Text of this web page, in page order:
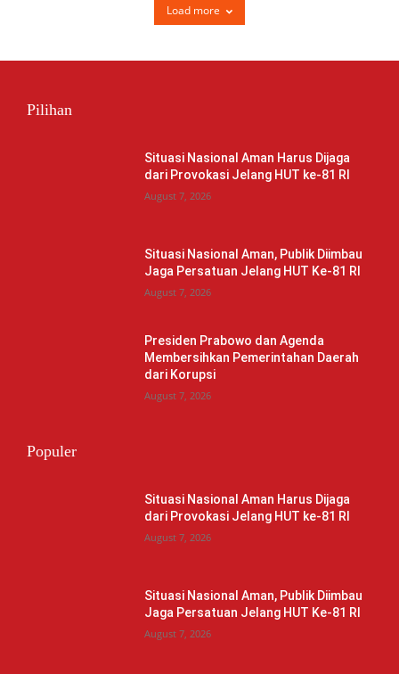
Load more
Pilihan
Situasi Nasional Aman Harus Dijaga
dari Provokasi Jelang HUT ke-81 RI
August 7, 2026
Situasi Nasional Aman, Publik Diimbau
Jaga Persatuan Jelang HUT Ke-81 RI
August 7, 2026
Presiden Prabowo dan Agenda
Membersihkan Pemerintahan Daerah
dari Korupsi
August 7, 2026
Populer
Situasi Nasional Aman Harus Dijaga
dari Provokasi Jelang HUT ke-81 RI
August 7, 2026
Situasi Nasional Aman, Publik Diimbau
Jaga Persatuan Jelang HUT Ke-81 RI
August 7, 2026